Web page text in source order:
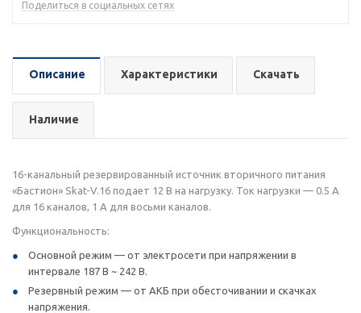
Поделиться в социальных сетях
Описание Характеристики Скачать
Наличие
16-канальный резервированный источник вторичного питания
«Бастион» Skat-V.16 подает 12 В на нагрузку. Ток нагрузки — 0.5 А
для 16 каналов, 1 А для восьми каналов.
Функциональность:
Основной режим — от электросети при напряжении в
интервале 187 В ~ 242 В.
Резервный режим — от АКБ при обесточивании и скачках
напряжения.